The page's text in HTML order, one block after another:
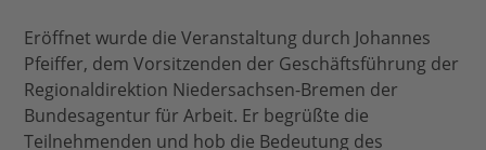
Eröffnet wurde die Veranstaltung durch Johannes
Pfeiffer, dem Vorsitzenden der Geschäftsführung der
Regionaldirektion Niedersachsen-Bremen der
Bundesagentur für Arbeit. Er begrüßte die
Teilnehmenden und hob die Bedeutung des